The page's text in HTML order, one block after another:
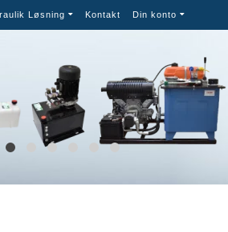
Løsning Kontakt Din konto